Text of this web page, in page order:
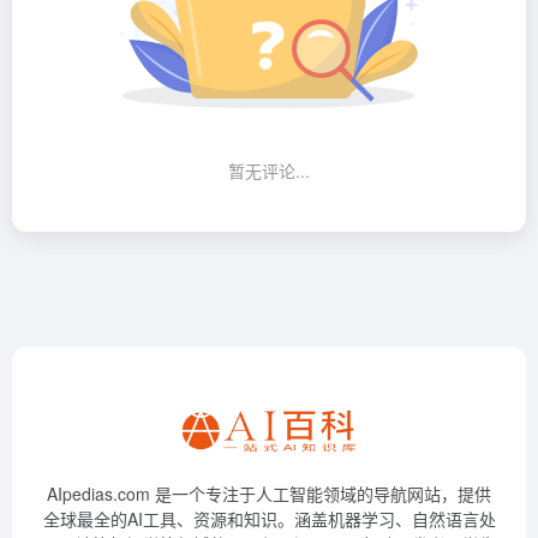
暂无评论...
AIpedias.com 是一个专注于人工智能领域的导航网站，提供
全球最全的AI工具、资源和知识。涵盖机器学习、自然语言处